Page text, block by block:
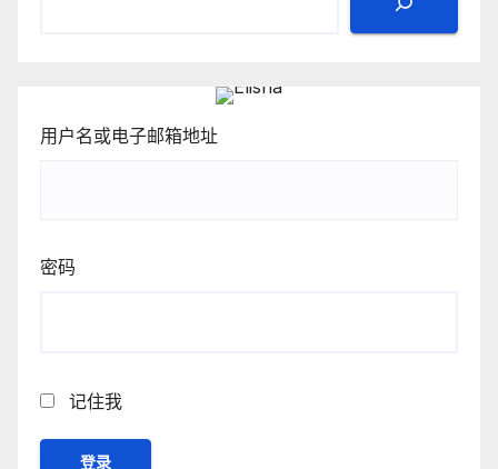
用户名或电子邮箱地址
密码
记住我